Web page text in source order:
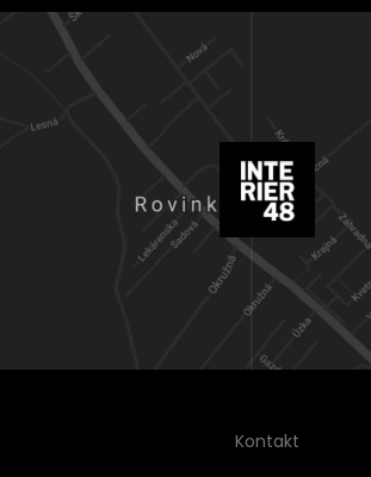
Kontakt